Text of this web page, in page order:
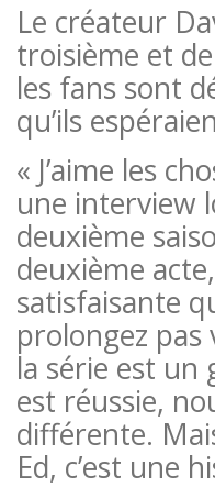
Le créateur
troisième et
les fans sont
qu’ils
« J’aime les
une interview
deuxième
deuxième
satisfaisante
prolongez pas
la série est un
est réussie,
différente.
Ed, c’est une